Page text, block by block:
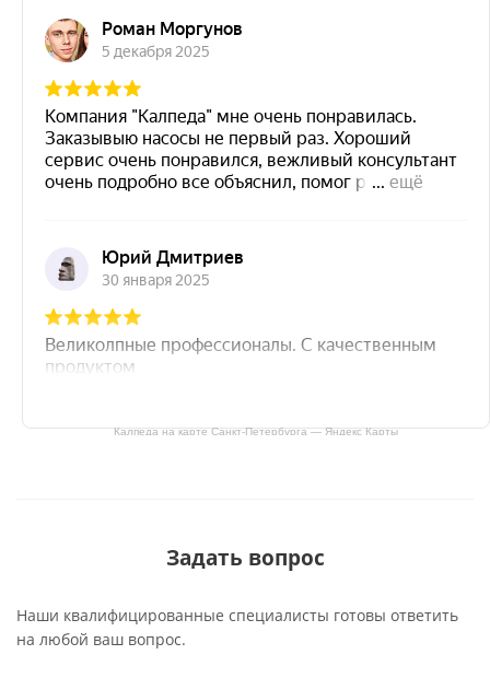
Калпеда на карте Санкт‑Петербурга — Яндекс Карты
Задать вопрос
Наши квалифицированные специалисты готовы ответить
на любой ваш вопрос.